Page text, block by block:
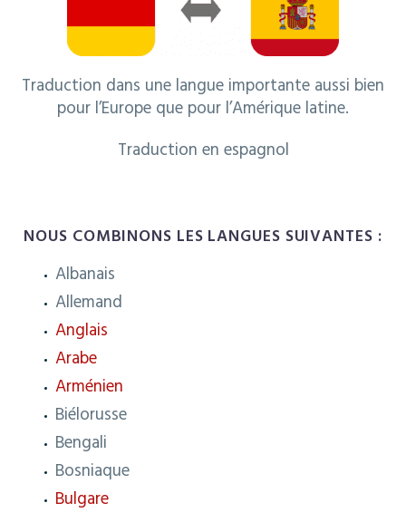
Traduction dans une langue importante aussi bien
pour l’Europe que pour l’Amérique latine.
Traduction en espagnol
NOUS COMBINONS LES LANGUES SUIVANTES :
Albanais
Allemand
Anglais
Arabe
Arménien
Biélorusse
Bengali
Bosniaque
Bulgare